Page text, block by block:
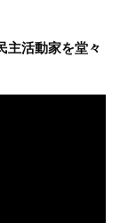
主活動家を堂々